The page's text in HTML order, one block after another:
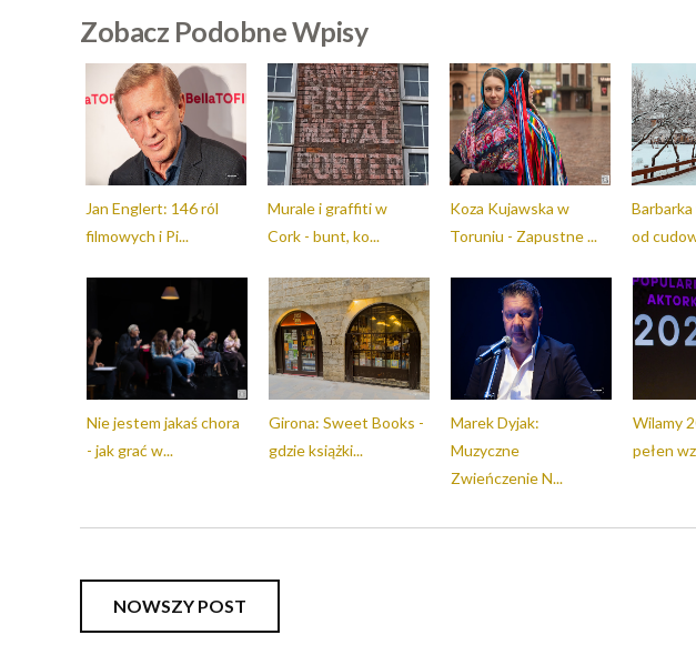
Zobacz Podobne Wpisy
Jan Englert: 146 ról
filmowych i Pi...
Murale i graffiti w
Cork - bunt, ko...
Koza Kujawska w
Toruniu - Zapustne ...
od
Nie jestem jakaś chora
- jak grać w...
Girona: Sweet Books -
gdzie książki...
Marek Dyjak:
Muzyczne
Zwieńczenie N...
Wilamy
pełen
NOWSZY POST